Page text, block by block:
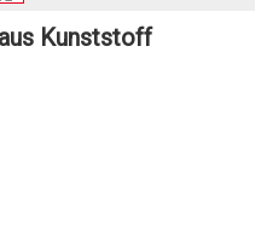
Kunststoff